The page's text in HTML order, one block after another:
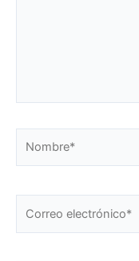
electrónico*